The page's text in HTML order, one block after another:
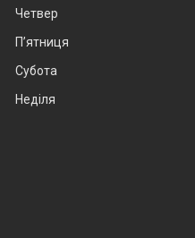
Четвер
Пʼятниця
Субота
Неділя